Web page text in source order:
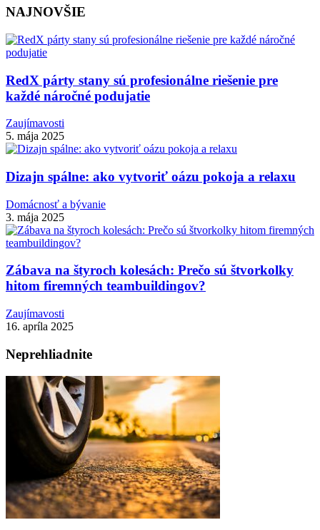
NAJNOVŠIE
RedX párty stany sú profesionálne riešenie pre
každé náročné podujatie
Zaujímavosti
5. mája 2025
Dizajn spálne: ako vytvoriť oázu pokoja a relaxu
Domácnosť a bývanie
3. mája 2025
Zábava na štyroch kolesách: Prečo sú štvorkolky
hitom firemných teambuildingov?
Zaujímavosti
16. apríla 2025
Neprehliadnite